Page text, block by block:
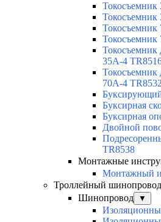
Токосъемник
Токосъемник
35А-4
Токосъемник
70А-4
Буксирная
Буксирная
Двойной
TR8538
Монтажные
Монтажный
Троллейный
Шинопровод ▼